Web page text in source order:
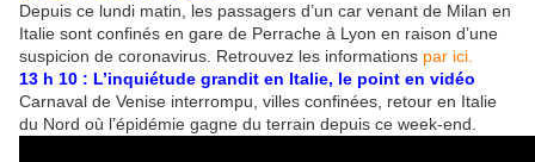
Depuis ce lundi matin, les passagers d’un car venant de Milan en
Italie sont confinés en gare de Perrache à Lyon en raison d’une
suspicion de coronavirus. Retrouvez les informations par ici.
13 h 10 : L’inquiétude grandit en Italie, le point en vidéo
Carnaval de Venise interrompu, villes confinées, retour en Italie
du Nord où l’épidémie gagne du terrain depuis ce week-end.